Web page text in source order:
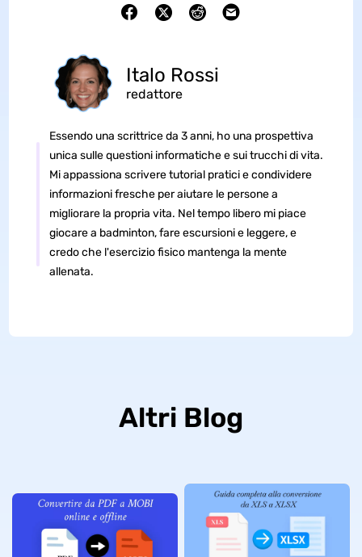
Italo Rossi
redattore
Essendo una scrittrice da 3 anni, ho una prospettiva
unica sulle questioni informatiche e sui trucchi di vita.
Mi appassiona scrivere tutorial pratici e condividere
informazioni fresche per aiutare le persone a
migliorare la propria vita. Nel tempo libero mi piace
giocare a badminton, fare escursioni e leggere, e
credo che l'esercizio fisico mantenga la mente
allenata.
Altri Blog